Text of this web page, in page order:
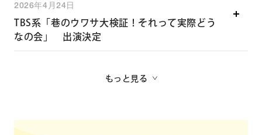
▽TBSラジオ「ONE-J」オフィシャルサイト
https://www.tbsradio.jp/onej/
2026年4月30日（木）9:00～11:10 オンエア
▽日本テレビ「DayDay.」オフィシャルサイト
2026年4月24日
TBS系「巷のウワサ大検証！それって実際どう
なの会」 出演決定
2026年4月29日（水・祝）19:00～20:54 オンエア
▽TBS「巷のウワサ大検証！それって実際どうなの会」オフ
もっと見る